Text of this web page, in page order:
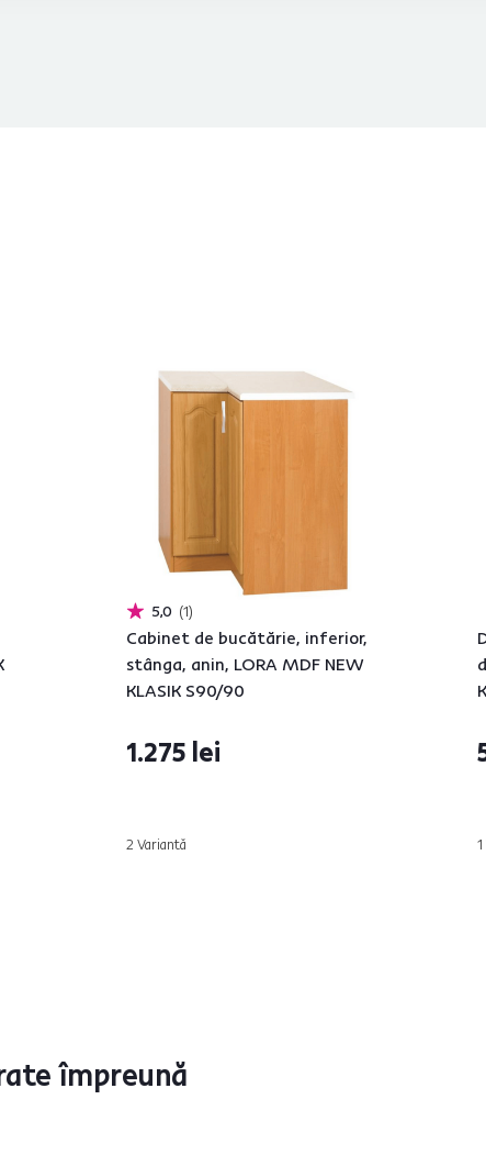
5,0 1
Cabinet de bucătărie, inferior,
stânga, anin, LORA MDF NEW
KLASIK S90/90
1.275 lei
2 Variantă
împreună